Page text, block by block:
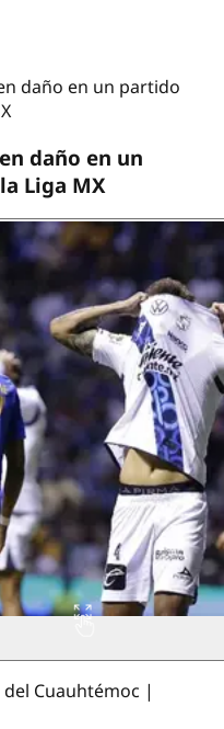
daño en un partido
daño en un
Liga MX
Cuauhtémoc |